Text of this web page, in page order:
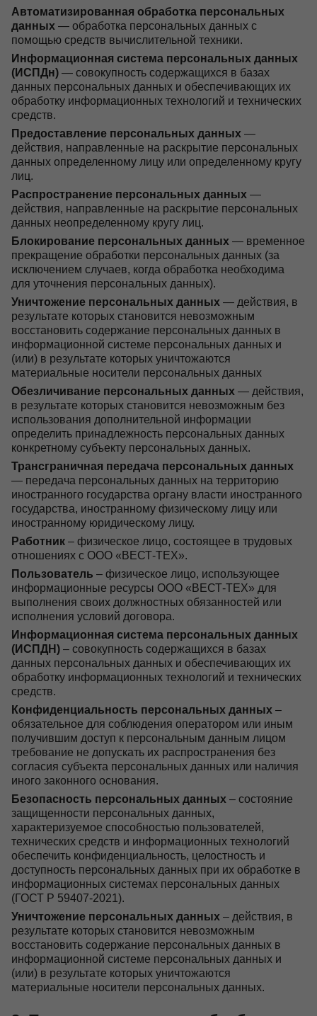
Автоматизированная обработка персональных
данных — обработка персональных данных с
помощью средств вычислительной техники.
Информационная система персональных данных
(ИСПДн) — совокупность содержащихся в базах
данных персональных данных и обеспечивающих их
обработку информационных технологий и технических
средств.
Предоставление персональных данных —
действия, направленные на раскрытие персональных
данных определенному лицу или определенному кругу
лиц.
Распространение персональных данных —
действия, направленные на раскрытие персональных
данных неопределенному кругу лиц.
Блокирование персональных данных — временное
прекращение обработки персональных данных (за
исключением случаев, когда обработка необходима
для уточнения персональных данных).
Уничтожение персональных данных — действия, в
результате которых становится невозможным
восстановить содержание персональных данных в
информационной системе персональных данных и
(или) в результате которых уничтожаются
материальные носители персональных данных
Обезличивание персональных данных — действия,
в результате которых становится невозможным без
использования дополнительной информации
определить принадлежность персональных данных
конкретному субъекту персональных данных.
Трансграничная передача персональных данных
— передача персональных данных на территорию
иностранного государства органу власти иностранного
государства, иностранному физическому лицу или
иностранному юридическому лицу.
Работник – физическое лицо, состоящее в трудовых
отношениях с ООО «ВЕСТ-ТЕХ».
Пользователь – физическое лицо, использующее
информационные ресурсы ООО «ВЕСТ-ТЕХ» для
выполнения своих должностных обязанностей или
исполнения условий договора.
Информационная система персональных данных
(ИСПДН) – совокупность содержащихся в базах
данных персональных данных и обеспечивающих их
обработку информационных технологий и технических
средств.
Конфиденциальность персональных данных –
обязательное для соблюдения оператором или иным
получившим доступ к персональным данным лицом
требование не допускать их распространения без
согласия субъекта персональных данных или наличия
иного законного основания.
Безопасность персональных данных – состояние
защищенности персональных данных,
характеризуемое способностью пользователей,
технических средств и информационных технологий
обеспечить конфиденциальность, целостность и
доступность персональных данных при их обработке в
информационных системах персональных данных
(ГОСТ Р 59407-2021).
Уничтожение персональных данных – действия, в
результате которых становится невозможным
восстановить содержание персональных данных в
информационной системе персональных данных и
(или) в результате которых уничтожаются
материальные носители персональных данных.